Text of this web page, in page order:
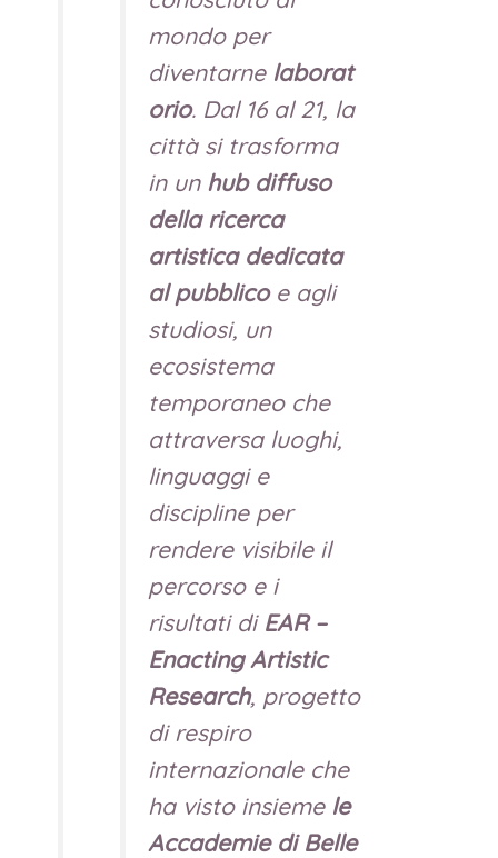
mondo per
diventarne laborat
orio. Dal 16 al 21, la
città si trasforma
in un hub diffuso
della ricerca
artistica dedicata
al pubblicoe agli
studiosi, un
ecosistema
temporaneo che
attraversa luoghi,
linguaggi e
discipline per
rendere visibile il
percorso e i
risultati di EAR –
Enacting Artistic
Research, progetto
di respiro
internazionale che
ha visto insieme le
Accademie di Belle